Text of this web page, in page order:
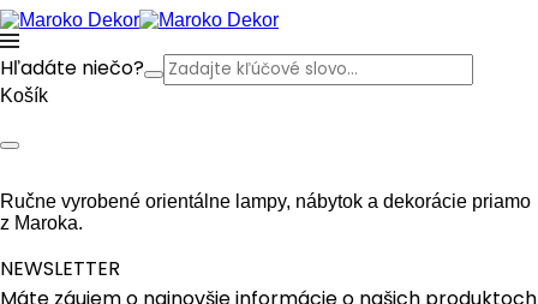
Hľadáte niečo?
Košík
Ručne vyrobené orientálne lampy, nábytok a dekorácie priamo
z Maroka.
NEWSLETTER